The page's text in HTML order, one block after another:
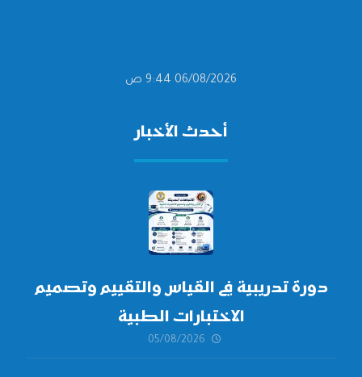
06/08/2026 9:44 ص
أحدث الأخبار
دورة تدريبية في القياس والتقييم وتصميم
الاختبارات الطبية
05/08/2026